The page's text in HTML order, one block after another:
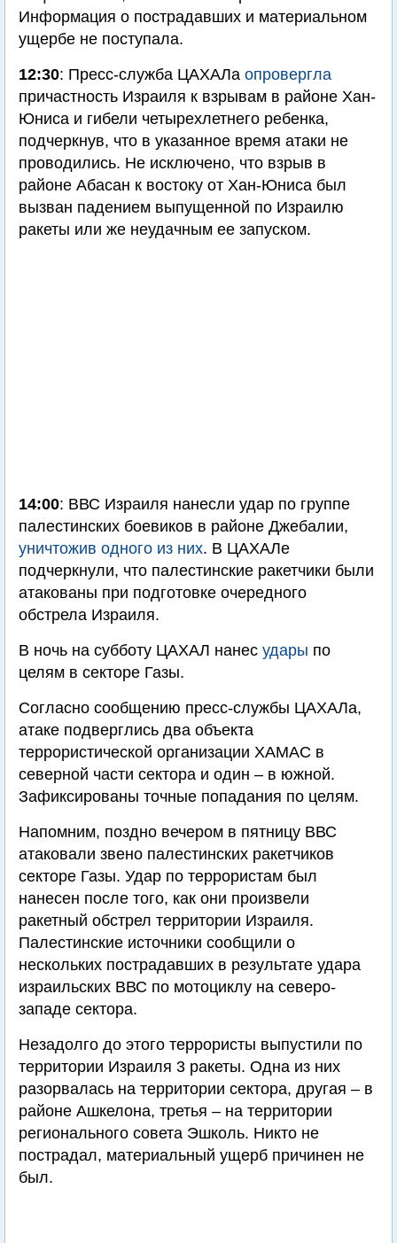
Информация о пострадавших и материальном
ущербе не поступала.
12:30: Пресс-служба ЦАХАЛа опровергла
причастность Израиля к взрывам в районе Хан-
Юниса и гибели четырехлетнего ребенка,
подчеркнув, что в указанное время атаки не
проводились. Не исключено, что взрыв в
районе Абасан к востоку от Хан-Юниса был
вызван падением выпущенной по Израилю
ракеты или же неудачным ее запуском.
14:00: ВВС Израиля нанесли удар по группе
палестинских боевиков в районе Джебалии,
уничтожив одного из них. В ЦАХАЛе
подчеркнули, что палестинские ракетчики были
атакованы при подготовке очередного
обстрела Израиля.
В ночь на субботу ЦАХАЛ нанес удары по
целям в секторе Газы.
Согласно сообщению пресс-службы ЦАХАЛа,
атаке подверглись два объекта
террористической организации ХАМАС в
северной части сектора и один – в южной.
Зафиксированы точные попадания по целям.
Напомним, поздно вечером в пятницу ВВС
атаковали звено палестинских ракетчиков
секторе Газы. Удар по террористам был
нанесен после того, как они произвели
ракетный обстрел территории Израиля.
Палестинские источники сообщили о
нескольких пострадавших в результате удара
израильских ВВС по мотоциклу на северо-
западе сектора.
Незадолго до этого террористы выпустили по
территории Израиля 3 ракеты. Одна из них
разорвалась на территории сектора, другая – в
районе Ашкелона, третья – на территории
регионального совета Эшколь. Никто не
пострадал, материальный ущерб причинен не
был.